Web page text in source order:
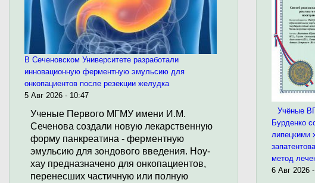
В Сеченовском Университете разработали
инновационную ферментную эмульсию для
онкопациентов после резекции желудка
5 Авг 2026 - 10:47
Ученые Первого МГМУ имени И.М.
Сеченова создали новую лекарственную
форму панкреатина - ферментную
эмульсию для зондового введения. Ноу-
хау предназначено для онкопациентов,
перенесших частичную или полную
Учёные
Бурденко
липецкими
метод
6 Авг 2026